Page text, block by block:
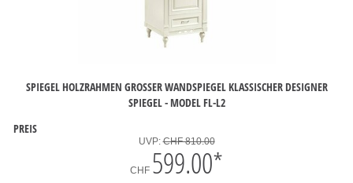
SPIEGEL HOLZRAHMEN GROSSER WANDSPIEGEL KLASSISCHER DESIGNER S
PIEGEL - MODEL FL-L2
PREIS
UVP:CHF 810.00
CHF 599.00*